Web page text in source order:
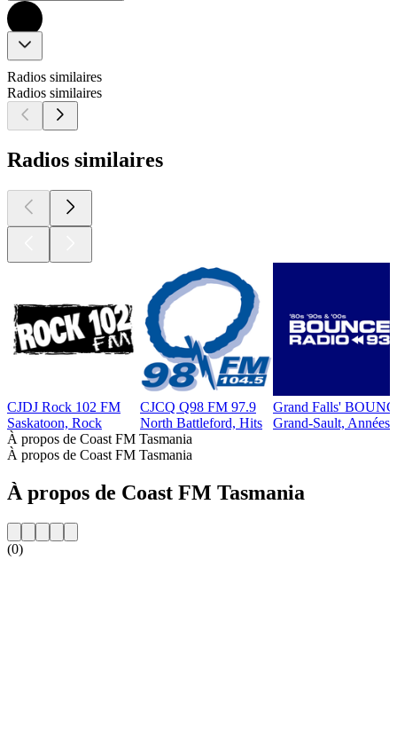
Radios similaires
Radios similaires
Radios similaires
CJDJ Rock 102 FM
Saskatoon, Rock
CJCQ Q98 FM 97.9
North Battleford, Hits
Grand Falls'
Grand-Sault, Années
À propos de Coast FM Tasmania
À propos de Coast FM Tasmania
À propos de Coast FM Tasmania
(0)